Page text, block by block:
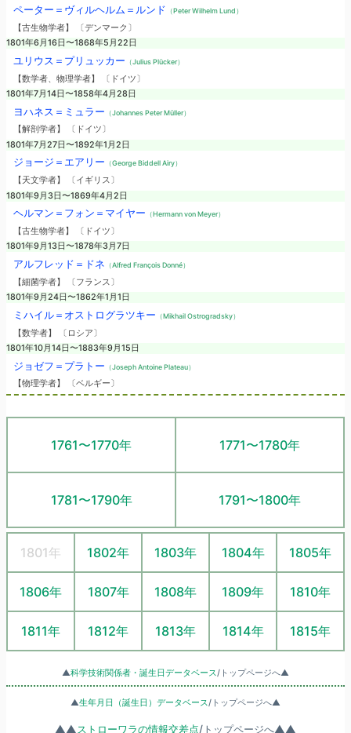
ペーター＝ヴィルヘルム＝ルンド （Peter Wilhelm Lund）
【古生物学者】 〔デンマーク〕
1801年6月16日〜1868年5月22日
ユリウス＝プリュッカー （Julius Plücker）
【数学者、物理学者】 〔ドイツ〕
1801年7月14日〜1858年4月28日
ヨハネス＝ミュラー （Johannes Peter Müller）
【解剖学者】 〔ドイツ〕
1801年7月27日〜1892年1月2日
ジョージ＝エアリー （George Biddell Airy）
【天文学者】 〔イギリス〕
1801年9月3日〜1869年4月2日
ヘルマン＝フォン＝マイヤー （Hermann von Meyer）
【古生物学者】 〔ドイツ〕
1801年9月13日〜1878年3月7日
アルフレッド＝ドネ （Alfred François Donné）
【細菌学者】 〔フランス〕
1801年9月24日〜1862年1月1日
ミハイル＝オストログラツキー （Mikhail Ostrogradsky）
【数学者】 〔ロシア〕
1801年10月14日〜1883年9月15日
ジョゼフ＝プラトー （Joseph Antoine Plateau）
【物理学者】 〔ベルギー〕
1761〜1770年 1771〜1780年
1781〜1790年 1791〜1800年
1801年 1802年 1803年 1804年 1805年
1806年 1807年 1808年 1809年 1810年
1811年 1812年 1813年 1814年 1815年
▲科学技術関係者・誕生日データベース/トップページへ▲
▲生年月日（誕生日）データベース/トップページへ▲
▲▲ストローワラの情報交差点/トップページへ▲▲